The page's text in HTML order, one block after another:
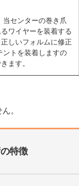
センターの巻き爪
ワイヤーを装着する
しいフォルムに修正
ントを装着しますの
ます。
。
特徴